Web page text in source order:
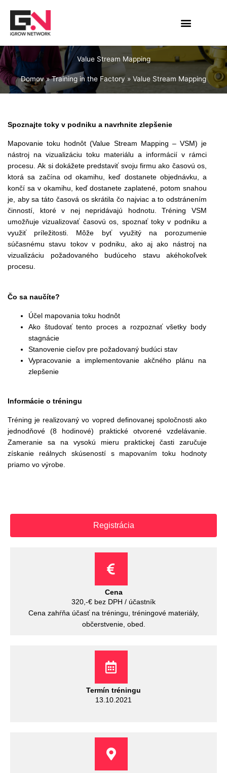
obsah
Value Stream Mapping
Domov Training in the Factory Value Stream Mapping
Spoznajte toky v podniku a navrhnite zlepšenie
Mapovanie toku hodnôt (Value Stream Mapping – VSM) je
nástroj na vizualizáciu toku materiálu a informácií v rámci
procesu. Ak si dokážete predstaviť svoju firmu ako časovú os,
ktorá sa začína od okamihu, keď dostanete objednávku, a
končí sa v okamihu, keď dostanete zaplatené, potom snahou
je, aby sa táto časová os skrátila čo najviac a to odstránením
činností, ktoré v nej nepridávajú hodnotu. Tréning VSM
umožňuje vizualizovať časovú os, spoznať toky v podniku a
využiť príležitosti. Môže byť využitý na porozumenie
súčasnému stavu tokov v podniku, ako aj ako nástroj na
vizualizáciu požadovaného budúceho stavu akéhokoľvek
procesu.
Čo sa naučíte?
Účel mapovania toku hodnôt
Ako študovať tento proces a rozpoznať všetky body
stagnácie
Stanovenie cieľov pre požadovaný budúci stav
Vypracovanie a implementovanie akčného plánu na
zlepšenie
Informácie o tréningu
Tréning je realizovaný vo vopred definovanej spoločnosti ako
jednodňové (8 hodinové) praktické otvorené vzdelávanie.
Zameranie sa na vysokú mieru praktickej časti zaručuje
získanie reálnych skúseností s mapovaním toku hodnoty
priamo vo výrobe.
Registrácia
Cena
320,-€ bez DPH / účastník
Cena zahŕňa účasť na tréningu, tréningové materiály,
občerstvenie, obed.
Termín tréningu
13.10.2021